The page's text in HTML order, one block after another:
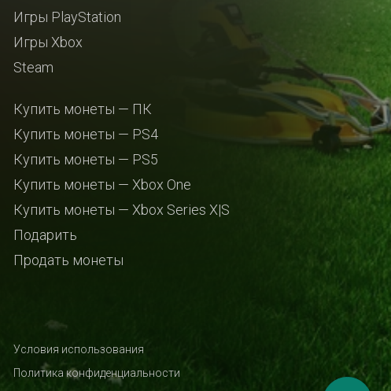
Игры PlayStation
Игры Xbox
Steam
Купить монеты — ПК
Купить монеты — PS4
Купить монеты — PS5
Купить монеты — Xbox One
Купить монеты — Xbox Series X|S
Подарить
Продать монеты
Условия использования
Политика конфиденциальности